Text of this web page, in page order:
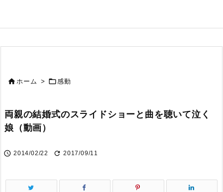
ホーム > 感動
両親の結婚式のスライドショーと曲を聴いて泣く
娘（動画）
 2014/02/22  2017/09/11